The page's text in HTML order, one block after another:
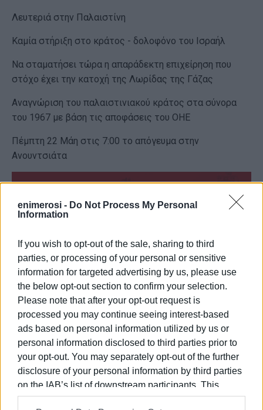
enimerosi - Do Not Process My Personal
Information
If you wish to opt-out of the sale, sharing to third
parties, or processing of your personal or sensitive
information for targeted advertising by us, please use
the below opt-out section to confirm your selection.
Please note that after your opt-out request is
processed you may continue seeing interest-based
ads based on personal information utilized by us or
personal information disclosed to third parties prior to
your opt-out. You may separately opt-out of the further
disclosure of your personal information by third parties
on the IAB’s list of downstream participants. This
information may also be disclosed by us to third parties
Λευτεριά στην Παλαιστίνη
Καμία στήριξη στο κράτος - δολοφόνο του Ισραήλ
Να σταματήσει τώρα η απαράδεκτη επιχείρηση που
στόχο έχει την κατοχή της Λωρίδας της Γάζας
Αναγνώριση του παλαιστινιακού κράτος στα σύνορα
του 1967 με βάση τις αποφάσεις του ΟΗΕ
Πέμπτη 22 Μάη στις 7:00 το απόγευμα στην
Ανουντσιάτα